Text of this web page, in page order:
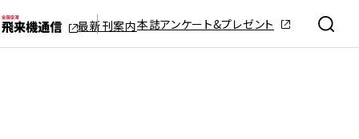
最新刊案内本誌アンケート&プレゼント